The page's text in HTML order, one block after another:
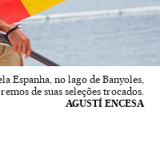
Espanha, no lago de Banyoles,
de suas seleções trocados.
AGUSTÍ ENCESA